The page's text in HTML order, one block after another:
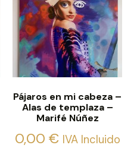
Pájaros en mi cabeza –
Alas de templaza –
Marifé Núñez
0,00 € IVA Incluido